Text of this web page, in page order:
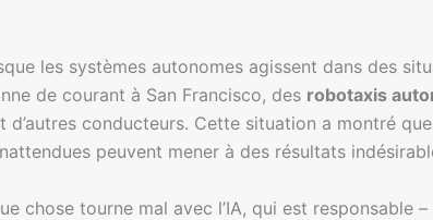
les systèmes autonomes agissent dans des
de courant à San Francisco, des robotaxis
d’autres conducteurs. Cette situation a montré
peuvent mener à des résultats
chose tourne mal avec l’IA, qui est responsable